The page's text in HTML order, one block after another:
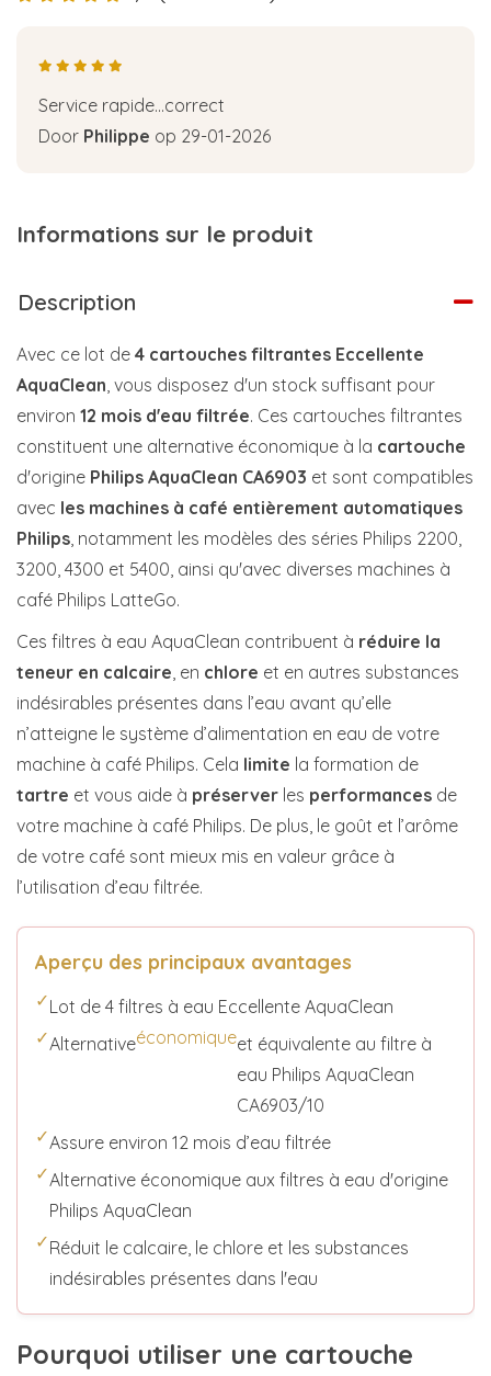
Service rapide...correct
Door Philippe op 29-01-2026
Informations sur le produit
Description
Avec ce lot de 4 cartouches filtrantes Eccellente
AquaClean, vous disposez d'un stock suffisant pour
environ 12 mois d'eau filtrée. Ces cartouches filtrantes
constituent une alternative économique à la cartouche
d'origine Philips AquaClean CA6903 et sont compatibles
avec les machines à café entièrement automatiques
Philips, notamment les modèles des séries Philips 2200,
3200, 4300 et 5400, ainsi qu'avec diverses machines à
café Philips LatteGo.
Ces filtres à eau AquaClean contribuent à réduire la
teneur en calcaire, en chlore et en autres substances
indésirables présentes dans l’eau avant qu’elle
n’atteigne le système d’alimentation en eau de votre
machine à café Philips. Cela limite la formation de
tartre et vous aide à préserver les performances de
votre machine à café Philips. De plus, le goût et l’arôme
de votre café sont mieux mis en valeur grâce à
l’utilisation d’eau filtrée.
Aperçu des principaux avantages
✓Lot de 4 filtres à eau Eccellente AquaClean
✓Alternativeéconomiqueet équivalente au filtre à
eau Philips AquaClean
CA6903/10
✓Assure environ 12 mois d’eau filtrée
✓Alternative économique aux filtres à eau d'origine
Philips AquaClean
✓Réduit le calcaire, le chlore et les substances
indésirables présentes dans l'eau
Pourquoi utiliser une cartouche